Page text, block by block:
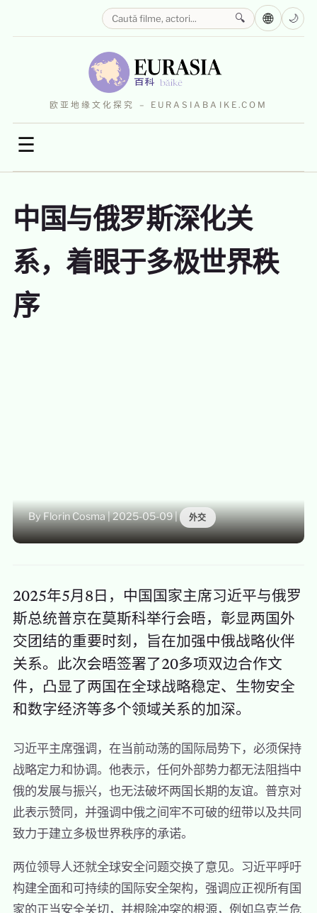
欧亚地缘文化探究 – EURASIABAIKE.COM
☰
🔍 🌐 🌙
中国与俄罗斯深化关
系，着眼于多极世界秩
序
By Florin Cosma|2025-05-09| 外交
2025年5月8日，中国国家主席习近平与俄罗
斯总统普京在莫斯科举行会晤，彰显两国外
交团结的重要时刻，旨在加强中俄战略伙伴
关系。此次会晤签署了20多项双边合作文
件，凸显了两国在全球战略稳定、生物安全
和数字经济等多个领域关系的加深。
习近平主席强调，在当前动荡的国际局势下，必须保持
战略定力和协调。他表示，任何外部势力都无法阻挡中
俄的发展与振兴，也无法破坏两国长期的友谊。普京对
此表示赞同，并强调中俄之间牢不可破的纽带以及共同
致力于建立多极世界秩序的承诺。
两位领导人还就全球安全问题交换了意见。习近平呼吁
构建全面和可持续的国际安全架构，强调应正视所有国
家的正当安全关切，并根除冲突的根源，例如乌克兰危